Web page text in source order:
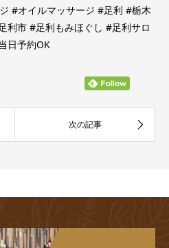
#オイルマッサージ #足利 #栃木
市 #足利もみほぐし #足利サロ
日予約OK